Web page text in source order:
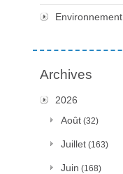
Environnement
Archives
2026
Août (32)
Juillet (163)
Juin (168)